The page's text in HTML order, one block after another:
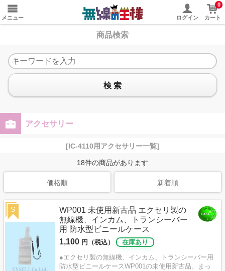
メニュー ログイン
0
カート
商品検索
検 索
アクセサリー
[IC-4110用アクセサリー一覧]
18件の商品があります
価格順 新着順
WP001 未使用新古品 エクセリ製の
無線機、インカム、トランシーバー
用 防水型ビニールケース
1,100 円（税込）
在庫あり
●エクセリ製の無線機、インカム、トランシーバー用
防水型ビニールケースWP001の未使用新古品。まっ
S